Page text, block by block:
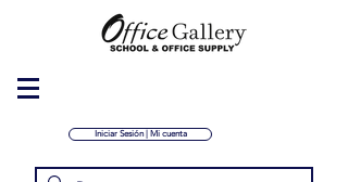
Iniciar Sesión | Mi cuenta